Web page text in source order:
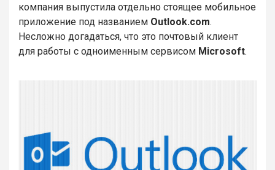
компания выпустила отдельно стоящее мобильное
приложение под названием Outlook.сom.
Несложно догадаться, что это почтовый клиент
для работы с одноименным сервисом Microsoft.